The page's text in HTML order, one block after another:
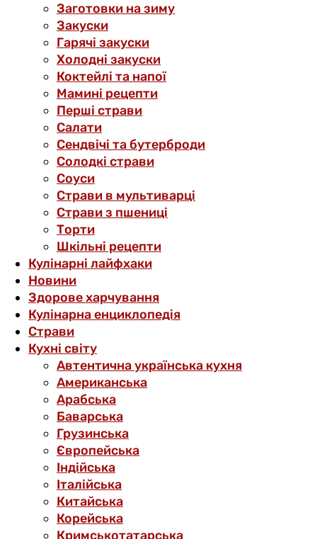
Заготовки на зиму
Закуски
Гарячі закуски
Холодні закуски
Коктейлі та напої
Мамині рецепти
Перші страви
Салати
Сендвічі та бутерброди
Солодкі страви
Соуси
Страви в мультиварці
Страви з пшениці
Торти
Шкільні рецепти
Кулінарні лайфхаки
Новини
Здорове харчування
Кулінарна енциклопедія
Страви
Кухні світу
Автентична українська кухня
Американська
Арабська
Баварська
Грузинська
Європейська
Індійська
Італійська
Китайська
Корейська
Кримськотатарська